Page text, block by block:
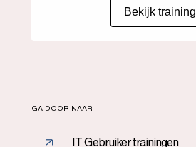
Bekijk training
GA DOOR NAAR
IT Gebruiker trainingen